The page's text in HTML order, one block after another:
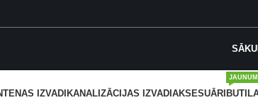
IZVADIKANALIZĀCIJAS IZVADIAKSESUĀRI